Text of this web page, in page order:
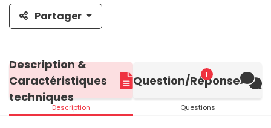
Partager
Description &
Caractéristiques
techniques
Description
1
Question/Réponse
Questions